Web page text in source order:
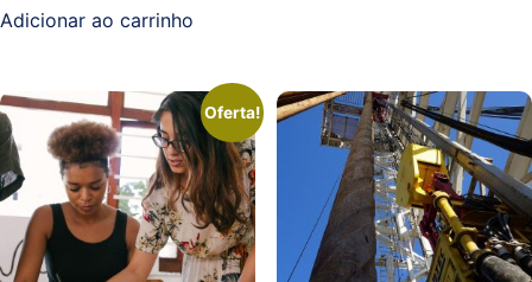
Adicionar ao carrinho
Oferta!